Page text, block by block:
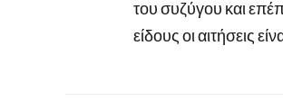
του συζύγου και
είδους οι αιτήσεις